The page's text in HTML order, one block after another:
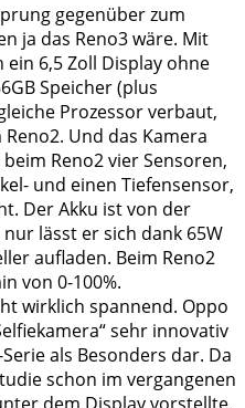
gegenüber zum
ja das Reno3 wäre. Mit
6,5 Zoll Display ohne
Speicher (plus
Prozessor verbaut,
Und das Kamera
Reno2 vier Sensoren,
und einen Tiefensensor,
Der Akku ist von der
lässt er sich dank 65W
aufladen. Beim Reno2
von 0-100%.
wirklich spannend. Oppo
sehr innovativ
als Besonders dar. Da
schon im vergangenen